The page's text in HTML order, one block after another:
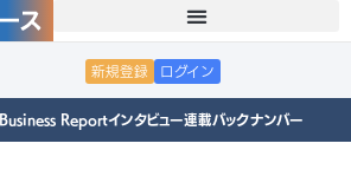
新規登録 ログイン
Business Reportインタビュー連載バックナンバー